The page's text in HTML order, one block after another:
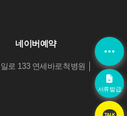
서류발급
네이버예약
로 133 연세바로척병원 │